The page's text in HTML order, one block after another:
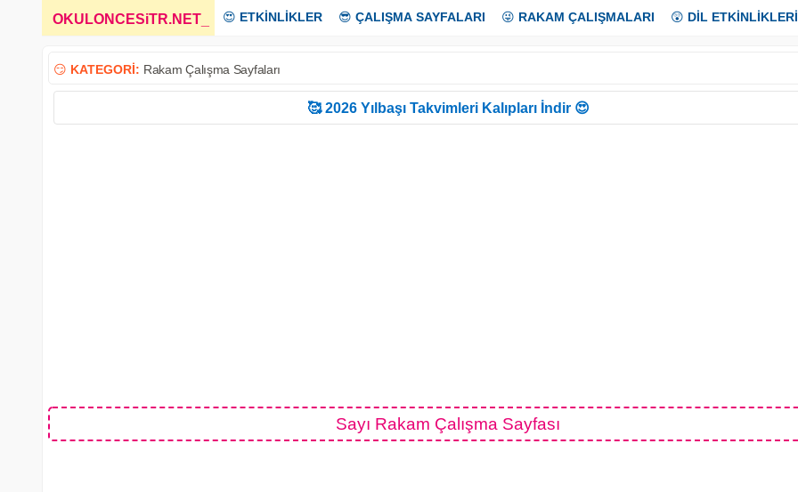
OKULONCESiTR.NET 😍 ETKİNLİKLER 😎 ÇALIŞMA SAYFALARI 😜 RAKAM ÇALIŞMALARI 😲 DİL ETKİNLİKLERİ
😏 KATEGORİ: Rakam Çalışma Sayfaları
🥰 2026 Yılbaşı Takvimleri Kalıpları İndir 😍
Sayı Rakam Çalışma Sayfası